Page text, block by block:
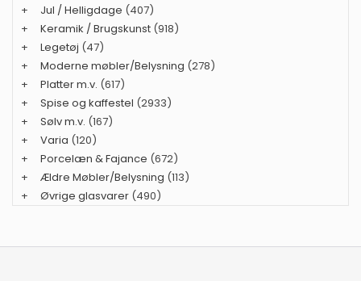
+
Jul / Helligdage (407)
+
Keramik / Brugskunst (918)
+
Legetøj (47)
+
Moderne møbler/Belysning (278)
+
Platter m.v. (617)
+
Spise og kaffestel (2933)
+
Sølv m.v. (167)
+
Varia (120)
+
Porcelæn & Fajance (672)
+
Ældre Møbler/Belysning (113)
+
Øvrige glasvarer (490)